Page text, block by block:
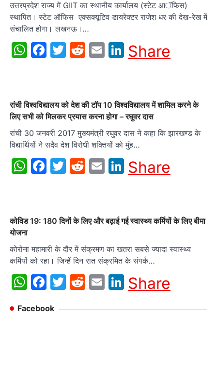
उत्तरप्रदेश राज्य में GIIT का स्थानीय कार्यालय (स्टेट आॅफिस)
स्थापित। स्टेट ऑफिस एक्सक्यूटिव डायरेक्टर राजेश धर की देख-रेख में
संचालित होगा। लखनऊ।…
WhatsApp
Facebook
Twitter
Reddit
EmailLinkedIn
Share
रांची विश्वविद्यालय को देश की टाॅप 10 विश्वविद्यालय में शामिल करने के
लिए सभी को मिलकर प्रयास करना होगा – रघुवर दास
रांची 30 जनवरी 2017 मुख्यमंत्री रघुवर दास ने कहा कि झारखण्ड के
विद्यार्थियों ने सदैव देश विरोधी शक्तियों को मुंह…
WhatsApp
Facebook
Twitter
Reddit
EmailLinkedIn
Share
कोविड 19: 180 दिनों के लिए और बढ़ाई गई स्वास्थ्य कर्मियों के लिए बीमा
योजना
कोरोना महामारी के दौर में संक्रमण का खतरा सबसे ज्यादा स्वास्थ्य
कर्मियों को रहा। जिन्हें दिन रात संक्रमित के संपर्क…
WhatsApp
Facebook
Twitter
Reddit
EmailLinkedIn
Share
Facebook